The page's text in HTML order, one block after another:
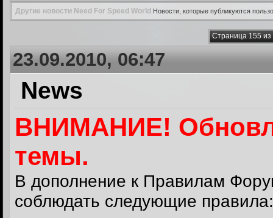
Другие новости Need For Speed World Новости, которые публикуются
Страница 155 из
23.09.2010, 06:47
News
ВНИМАНИЕ!
темы.
В дополнение к Правилам
соблюдать следующие правила: